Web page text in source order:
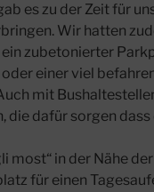
es zu der Zeit für
Wir hatten
zubetonierter
einer viel
mit
die dafür sorgen
most“ in der Nähe
für einen